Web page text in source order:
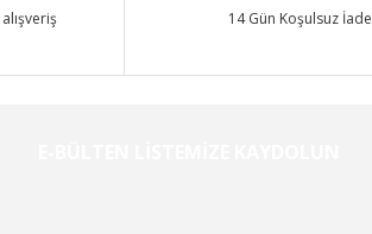
14 Gün Koşulsuz İade